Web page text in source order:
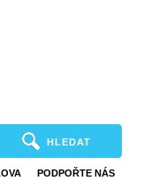
HLEDAT
PODPOŘTE NÁS